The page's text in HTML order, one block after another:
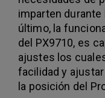
imparten durante
último, la
del PX9710, es
ajustes los
facilidad y
la posición del